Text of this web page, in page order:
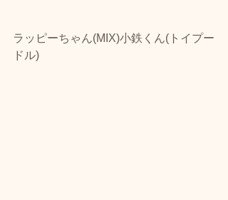
ラッピーちゃん(MIX)小鉄くん(トイプー
ドル)